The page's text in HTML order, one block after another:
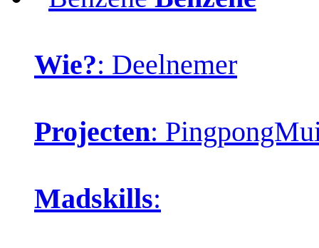
Wie?: Deelnemer
Projecten:
Madskills: